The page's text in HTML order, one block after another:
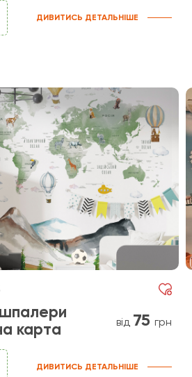
ДИВИТИСЬ ДЕТАЛЬНІШЕ
карта
від 75 грн
ДИВИТИСЬ ДЕТАЛЬНІШЕ